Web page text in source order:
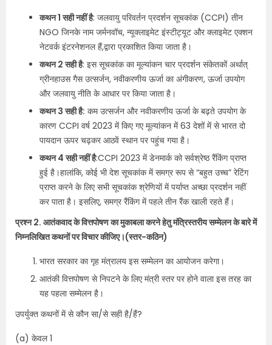
कथन 1 सही नहीं है: जलवायु परिवर्तन प्रदर्शन सूचकांक (CCPI) तीन
NGO जिनके नाम जर्मनवॉच, न्यूक्लाइमेट इंस्टीट्यूट और क्लाइमेट एक्शन
नेटवर्क इंटरनेशनल हैं,द्वारा प्रकाशित किया जाता है।
कथन 2 सही है: इस सूचकांक का मूल्यांकन चार प्रदर्शन संकेतकों अर्थात्
ग्रीनहाउस गैस उत्सर्जन, नवीकरणीय ऊर्जा का अंगीकरण, ऊर्जा उपयोग
और जलवायु नीति के आधार पर किया जाता है।
कथन 3 सही है: कम उत्सर्जन और नवीकरणीय ऊर्जा के बढ़ते उपयोग के
कारण CCPI वर्ष 2023 में किए गए मूल्यांकन में 63 देशों में से भारत दो
पायदान ऊपर चढ़कर आठवें स्थान पर पहुंच गया है।
कथन 4 सही नहीं है:CCPI 2023 में डेनमार्क को सर्वश्रेष्ठ रैंकिंग प्राप्त
हुई है।हालांकि, कोई भी देश सूचकांक में समग्र रूप से “बहुत उच्च” रेटिंग
प्राप्त करने के लिए सभी सूचकांक श्रेणियों में पर्याप्त अच्छा प्रदर्शन नहीं
कर पाता है। इसलिए, समग्र रैंकिंग में पहले तीन रैंक खाली रहते हैं।
प्रश्न 2. आतंकवाद के वित्तपोषण का मुकाबला करने हेतु मंत्रिस्तरीय सम्मेलन के बारे में
निम्नलिखित कथनों पर विचार कीजिए।(स्तर-कठिन)
भारत सरकार का गृह मंत्रालय इस सम्मेलन का आयोजन करेगा।
आतंकी वित्तपोषण से निपटने के लिए मंत्री स्तर पर होने वाला इस तरह का
यह पहला सम्मेलन है।
उपर्युक्त कथनों में से कौन सा/से सही है/हैं?
(a) केवल 1